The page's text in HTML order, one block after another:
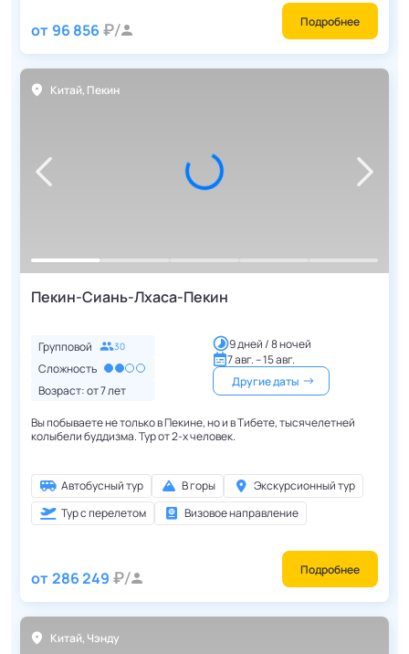
от 96 856 Подробнее
Китай, Пекин
Пекин-Сиань-Лхаса-Пекин
Групповой 30
Сложность
Возраст: от7лет
9 дней / 8 ночей
7 авг. – 15 авг.
Другие даты
Вы побываете не только в Пекине, но и в Тибете, тысячелетней
колыбели буддизма. Тур от 2-х человек.
Автобусный тур В горы
Экскурсионный тур
Тур с перелетом
Визовое направление
от 286 249 Подробнее
Китай, Чэнду